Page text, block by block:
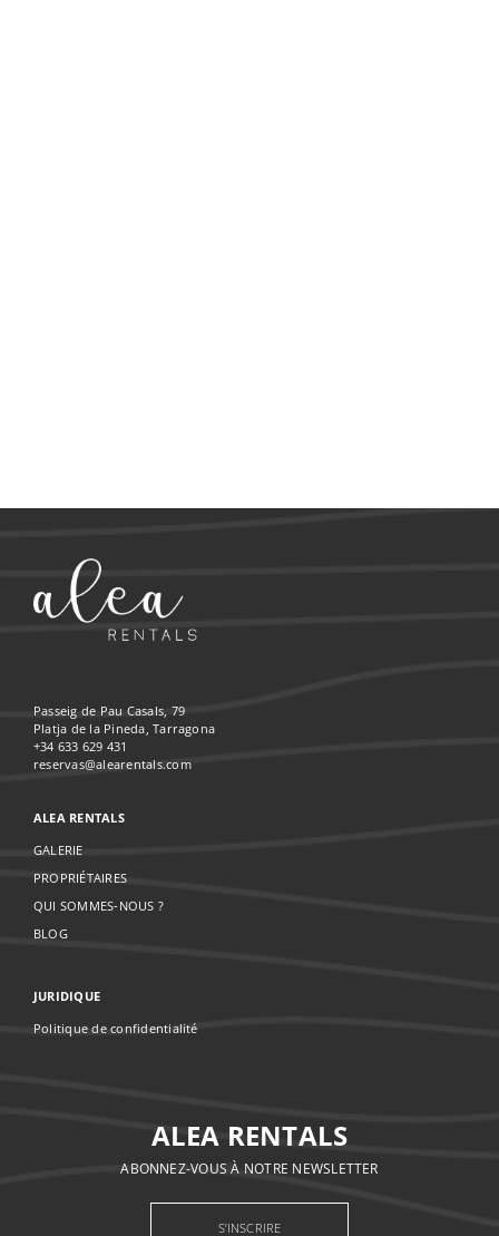
Passeig de Pau Casals, 79
Platja de la Pineda, Tarragona
+34 633 629 431
reservas@alearentals.com
ALEA RENTALS
GALERIE
PROPRIÉTAIRES
QUI SOMMES-NOUS ?
BLOG
JURIDIQUE
Politique de confidentialité
ALEA RENTALS
ABONNEZ-VOUS À NOTRE NEWSLETTER
S’INSCRIRE